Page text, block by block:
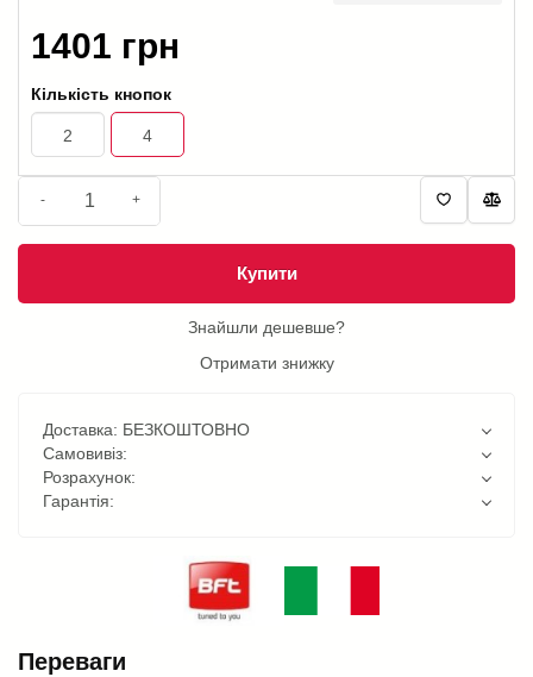
1401 грн
Кількість кнопок
2 4
- +
Купити
Знайшли дешевше?
Отримати знижку
Доставка: БЕЗКОШТОВНО
Самовивіз:
Розрахунок:
Гарантія:
Переваги